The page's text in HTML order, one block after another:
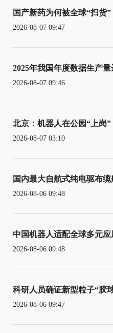
国产新药为何被全球“扫货”
2026-08-07 09:47
2025年我国年度数据生产量
2026-08-07 09:46
北京：机器人在公园“上岗”
2026-08-07 03:10
国内最大自航式纯电驱布
2026-08-06 09:48
中国机器人适配全球多元应
2026-08-06 09:48
科研人员确证新型粒子“胶
2026-08-06 09:47